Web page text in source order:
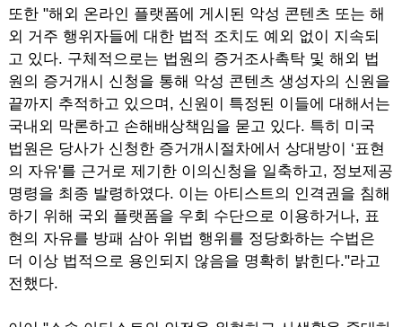
또한 "해외 온라인 플랫폼에 게시된 악성 콘텐츠 또는 해
외 거주 행위자들에 대한 법적 조치도 예외 없이 지속되
고 있다. 구체적으로는 법원의 증거조사촉탁 및 해외 법
원의 증거개시 신청을 통해 악성 콘텐츠 생성자의 신원을
끝까지 추적하고 있으며, 신원이 특정된 이들에 대해서는
국내외 막론하고 손해배상책임을 묻고 있다. 특히 미국
법원은 당사가 신청한 증거개시절차에서 상대방이 ‘표현
의 자유'를 근거로 제기한 이의신청을 일축하고, 정보제공
명령을 최종 발령하였다. 이는 아티스트의 인격권을 침해
하기 위해 국외 플랫폼을 우회 수단으로 이용하거나, 표
현의 자유를 방패 삼아 위법 행위를 정당화하는 수법은
더 이상 법적으로 용인되지 않음을 명확히 밝힌다."라고
전했다.